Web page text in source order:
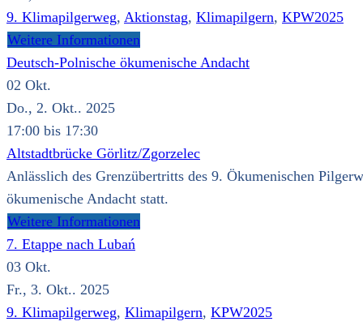
9. Klimapilgerweg, Aktionstag, Klimapilgern, KPW2025
Weitere Informationen
Deutsch-Polnische ökumenische Andacht
02 Okt.
Do., 2. Okt.. 2025
17:00 bis 17:30
Altstadtbrücke Görlitz/Zgorzelec
Anlässlich des Grenzübertritts des 9. Ökumenischen
ökumenische Andacht statt.
Weitere Informationen
7. Etappe nach Lubań
03 Okt.
Fr., 3. Okt.. 2025
9. Klimapilgerweg, Klimapilgern, KPW2025